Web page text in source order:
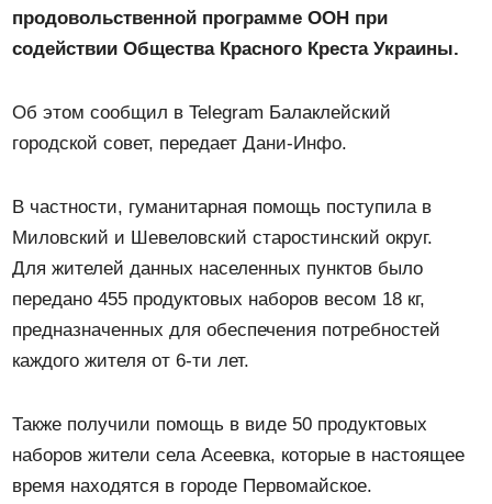
продовольственной программе ООН при
содействии Общества Красного Креста Украины.
Об этом сообщил в Telegram Балаклейский
городской совет, передает Дани-Инфо.
В частности, гуманитарная помощь поступила в
Миловский и Шевеловский старостинский округ.
Для жителей данных населенных пунктов было
передано 455 продуктовых наборов весом 18 кг,
предназначенных для обеспечения потребностей
каждого жителя от 6-ти лет.
Также получили помощь в виде 50 продуктовых
наборов жители села Асеевка, которые в настоящее
время находятся в городе Первомайское.